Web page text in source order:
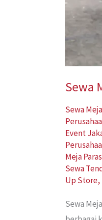
Sewa
Sewa
Event
Meja
Sewa
Up Store,
Sewa